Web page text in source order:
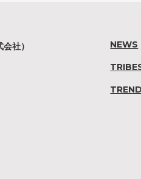
社）
NEWS